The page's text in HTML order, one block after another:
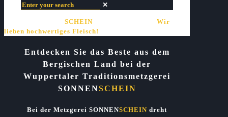
✕
SCHEIN
Wir
lieben hochwertiges Fleisch!
Entdecken Sie das Beste aus dem
Bergischen Land bei der
Wuppertaler Traditionsmetzgerei
SONNENSCHEIN
Bei der Metzgerei SONNENSCHEIN dreht